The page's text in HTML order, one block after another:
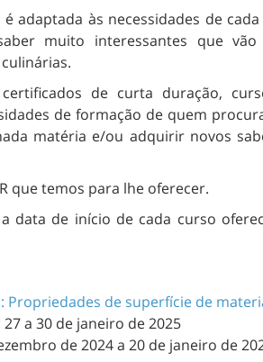
adaptada às necessidades de
muito interessantes que vão
de curta duração,
de formação de quem
matéria e/ou adquirir novos
que temos para lhe oferecer.
data de início de cada curso
Propriedades de superfície de
a 30 de janeiro de 2025
de 2024 a 20 de janeiro de